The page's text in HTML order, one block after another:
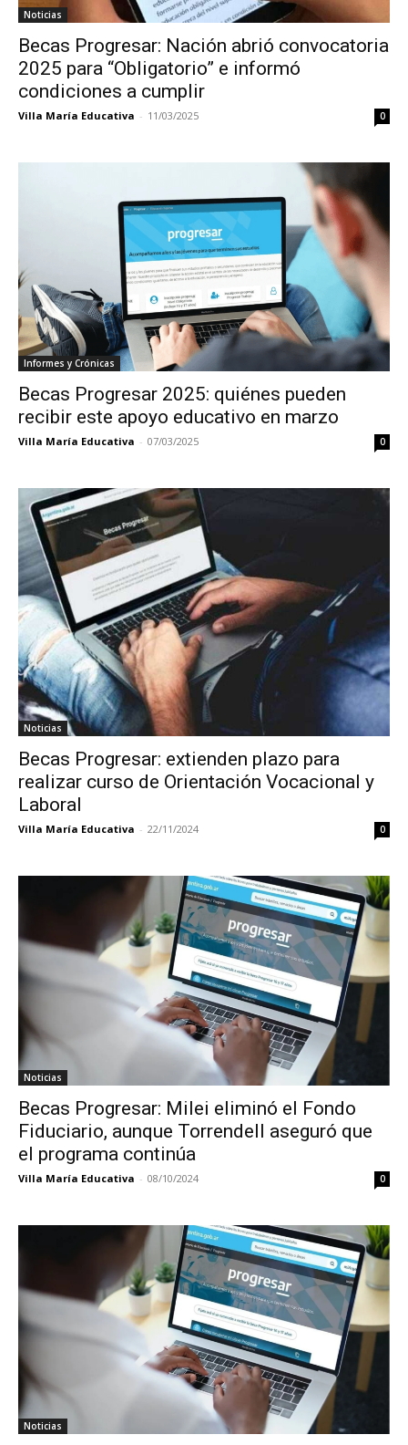
Noticias
Becas Progresar: Nación abrió convocatoria
2025 para “Obligatorio” e informó
condiciones a cumplir
Villa María Educativa - 11/03/2025 0
Informes y Crónicas
Becas Progresar 2025: quiénes pueden
recibir este apoyo educativo en marzo
Villa María Educativa - 07/03/2025 0
Noticias
Becas Progresar: extienden plazo para
realizar curso de Orientación Vocacional y
Laboral
Villa María Educativa - 22/11/2024 0
Noticias
Becas Progresar: Milei eliminó el Fondo
Fiduciario, aunque Torrendell aseguró que
el programa continúa
Villa María Educativa - 08/10/2024 0
Noticias